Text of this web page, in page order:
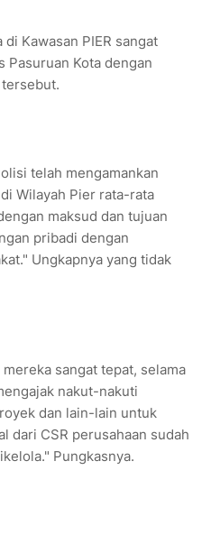
Kawasan PIER sangat
Pasuruan Kota dengan
telah mengamankan
Wilayah Pier rata-rata
maksud dan tujuan
pribadi dengan
Ungkapnya yang tidak
sangat tepat, selama
nakut-nakuti
dan lain-lain untuk
dari CSR perusahaan sudah
Pungkasnya.